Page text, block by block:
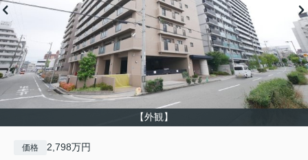
【外観】
価格 2,798万円